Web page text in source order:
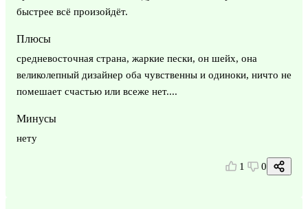
быстрее всё произойдёт.
Плюсы
средневосточная страна, жаркие пески, он шейх, она
великолепный дизайнер оба чувственны и одиноки, ничто не
помешает счастью или всеже нет....
Минусы
нету
1 0